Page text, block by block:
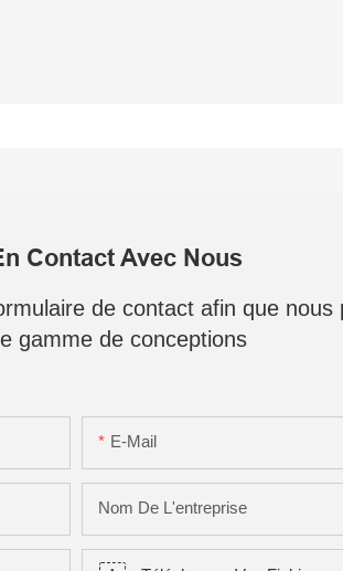
Contact Avec Nous
de contact afin que
gamme de conceptions
E-Mail
Nom De L'entreprise